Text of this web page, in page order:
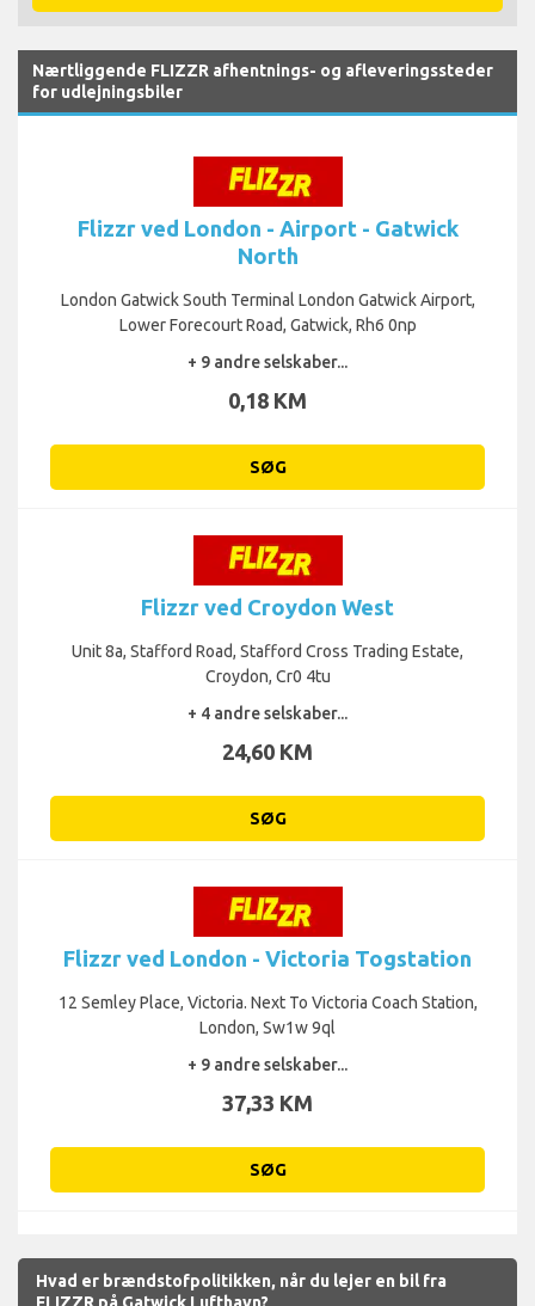
Nærtliggende FLIZZR afhentnings- og afleveringssteder
for udlejningsbiler
Flizzr ved London - Airport - Gatwick
North
London Gatwick South Terminal London Gatwick Airport,
Lower Forecourt Road, Gatwick, Rh6 0np
+ 9 andre selskaber...
0,18 KM
SØG
Flizzr ved Croydon West
Unit 8a, Stafford Road, Stafford Cross Trading Estate,
Croydon, Cr0 4tu
+ 4 andre selskaber...
24,60 KM
SØG
Flizzr ved London - Victoria Togstation
12 Semley Place, Victoria. Next To Victoria Coach Station,
London, Sw1w 9ql
+ 9 andre selskaber...
37,33 KM
SØG
Hvad er brændstofpolitikken, når du lejer en bil fra
FLIZZR på Gatwick Lufthavn?